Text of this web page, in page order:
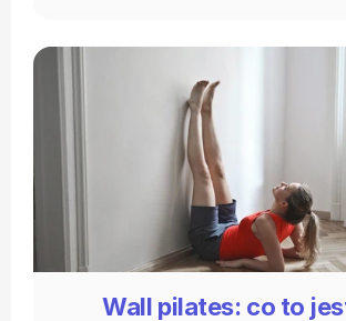
Wall pilates: co to